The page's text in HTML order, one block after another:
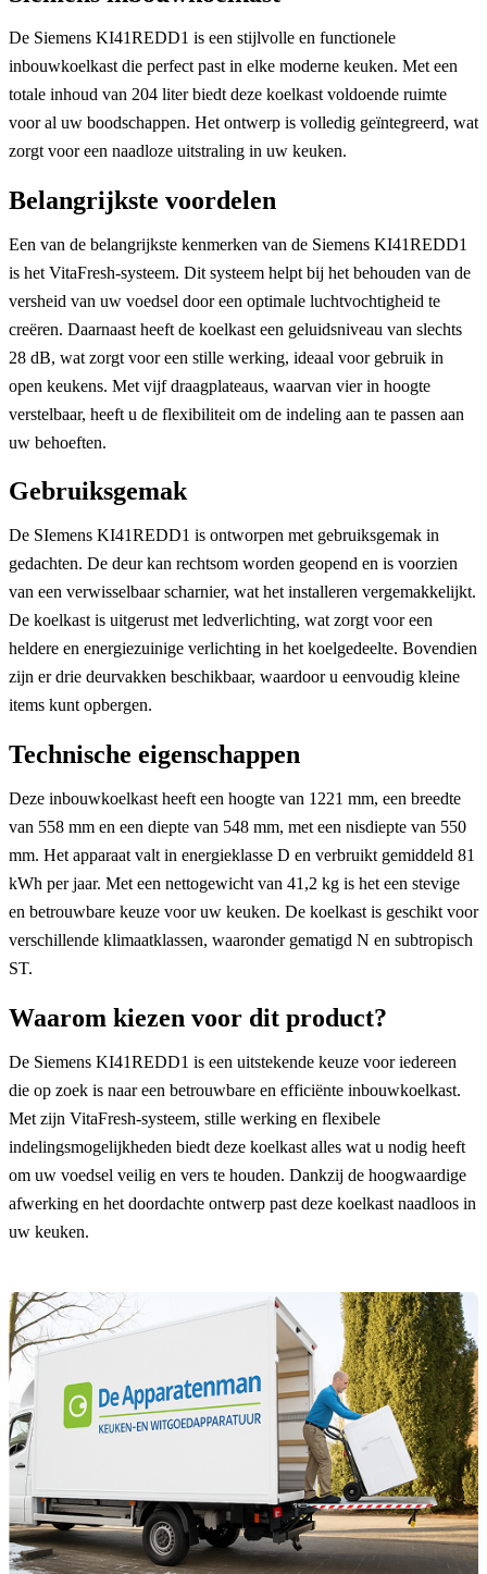
De Siemens KI41REDD1 is een stijlvolle en functionele
inbouwkoelkast die perfect past in elke moderne keuken. Met een
totale inhoud van 204 liter biedt deze koelkast voldoende ruimte
voor al uw boodschappen. Het ontwerp is volledig geïntegreerd, wat
zorgt voor een naadloze uitstraling in uw keuken.
Belangrijkste voordelen
Een van de belangrijkste kenmerken van de Siemens KI41REDD1
is het VitaFresh-systeem. Dit systeem helpt bij het behouden van de
versheid van uw voedsel door een optimale luchtvochtigheid te
creëren. Daarnaast heeft de koelkast een geluidsniveau van slechts
28 dB, wat zorgt voor een stille werking, ideaal voor gebruik in
open keukens. Met vijf draagplateaus, waarvan vier in hoogte
verstelbaar, heeft u de flexibiliteit om de indeling aan te passen aan
uw behoeften.
Gebruiksgemak
De SIemens KI41REDD1 is ontworpen met gebruiksgemak in
gedachten. De deur kan rechtsom worden geopend en is voorzien
van een verwisselbaar scharnier, wat het installeren vergemakkelijkt.
De koelkast is uitgerust met ledverlichting, wat zorgt voor een
heldere en energiezuinige verlichting in het koelgedeelte. Bovendien
zijn er drie deurvakken beschikbaar, waardoor u eenvoudig kleine
items kunt opbergen.
Technische eigenschappen
Deze inbouwkoelkast heeft een hoogte van 1221 mm, een breedte
van 558 mm en een diepte van 548 mm, met een nisdiepte van 550
mm. Het apparaat valt in energieklasse D en verbruikt gemiddeld 81
kWh per jaar. Met een nettogewicht van 41,2 kg is het een stevige
en betrouwbare keuze voor uw keuken. De koelkast is geschikt voor
verschillende klimaatklassen, waaronder gematigd N en subtropisch
ST.
Waarom kiezen voor dit product?
De Siemens KI41REDD1 is een uitstekende keuze voor iedereen
die op zoek is naar een betrouwbare en efficiënte inbouwkoelkast.
Met zijn VitaFresh-systeem, stille werking en flexibele
indelingsmogelijkheden biedt deze koelkast alles wat u nodig heeft
om uw voedsel veilig en vers te houden. Dankzij de hoogwaardige
afwerking en het doordachte ontwerp past deze koelkast naadloos in
uw keuken.